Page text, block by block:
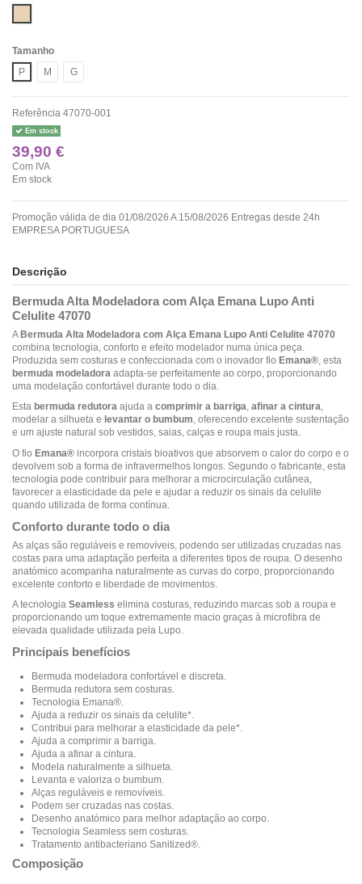
Tamanho
P
M G
Referência 47070-001
Em stock
39,90 €
Com IVA
Em stock
Promoção válida de dia 01/08/2026 A 15/08/2026 Entregas desde 24h
EMPRESA PORTUGUESA
Descrição
Bermuda Alta Modeladora com Alça Emana Lupo Anti
Celulite 47070
ABermuda Alta Modeladora com Alça Emana Lupo Anti Celulite 47070
combina tecnologia, conforto e efeito modelador numa única peça.
Produzida sem costuras e confeccionada com o inovador fio Emana® , esta
bermuda modeladora adapta-se perfeitamente ao corpo, proporcionando
uma modelação confortável durante todo o dia.
Esta bermuda redutora ajuda a comprimir a barriga, afinar a cintura,
modelar a silhueta e levantar o bumbum, oferecendo excelente sustentação
e um ajuste natural sob vestidos, saias, calças e roupa mais justa.
O fio Emana® incorpora cristais bioativos que absorvem o calor do corpo e o
devolvem sob a forma de infravermelhos longos. Segundo o fabricante, esta
tecnologia pode contribuir para melhorar a microcirculação cutânea,
favorecer a elasticidade da pele e ajudar a reduzir os sinais da celulite
quando utilizada de forma contínua.
Conforto durante todo o dia
As alças são reguláveis e removíveis, podendo ser utilizadas cruzadas nas
costas para uma adaptação perfeita a diferentes tipos de roupa. O desenho
anatómico acompanha naturalmente as curvas do corpo, proporcionando
excelente conforto e liberdade de movimentos.
A tecnologia Seamless elimina costuras, reduzindo marcas sob a roupa e
proporcionando um toque extremamente macio graças à microfibra de
elevada qualidade utilizada pela Lupo.
Principais benefícios
Bermuda modeladora confortável e discreta.
Bermuda redutora sem costuras.
Tecnologia Emana®.
Ajuda a reduzir os sinais da celulite*.
Contribui para melhorar a elasticidade da pele*.
Ajuda a comprimir a barriga.
Ajuda a afinar a cintura.
Modela naturalmente a silhueta.
Levanta e valoriza o bumbum.
Alças reguláveis e removíveis.
Podem ser cruzadas nas costas.
Desenho anatómico para melhor adaptação ao corpo.
Tecnologia Seamless sem costuras.
Tratamento antibacteriano Sanitized®.
Composição